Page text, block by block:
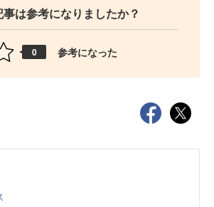
事は参考になりましたか？
0 参考になった